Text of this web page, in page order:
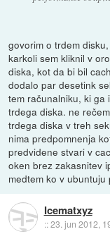
govorim o trdem
karkoli sem kliknil v
diska, kot da bi bil
dodalo par desetink
tem računalniku, ki ga
trdega diska. ne
trdega diska v treh
nima predpomnenja
predvidene stvari v
oken brez zakasnitev
medtem ko v
Icematxyz
::23. jun 2012,